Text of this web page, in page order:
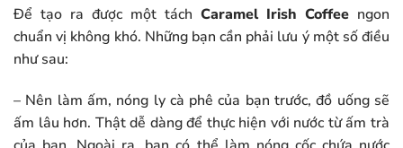
Để tạo ra được một tách Caramel Irish Coffee ngon
chuẩn vị không khó. Những bạn cần phải lưu ý một số điều
như sau:
– Nên làm ấm, nóng ly cà phê của bạn trước, đồ uống sẽ
ấm lâu hơn. Thật dễ dàng để thực hiện với nước từ ấm trà